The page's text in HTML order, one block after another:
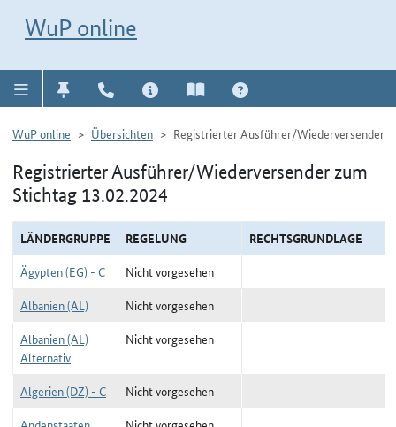
WuP online
WuP online Übersichten Registrierter Ausführer/Wiederversender
Registrierter Ausführer/Wiederversender zum
Stichtag 13.02.2024
LÄNDERGRUPPE REGELUNG
RECHTSGRUNDLAGE
Ägypten (EG) - C
Nicht vorgesehen
Albanien (AL)
Nicht vorgesehen
Albanien (AL)
Alternativ
Nicht vorgesehen
Algerien (DZ) - C
Nicht vorgesehen